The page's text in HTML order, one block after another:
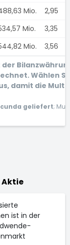
Mio. 2,95
Mio. 3,35
Mio. 3,56
Wählen
damit die
geliefert;
Aktie
ist in der